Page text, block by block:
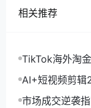
相关推荐
TikTok海外淘
+剪映数字人，
AI+短视频剪辑
生成+账号运营
市场成交逆袭